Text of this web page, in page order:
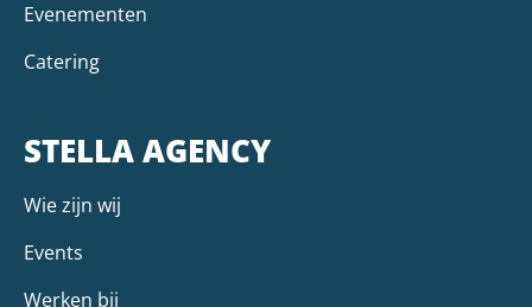
Evenementen
Catering
STELLA AGENCY
Wie zijn wij
Events
Werken bij